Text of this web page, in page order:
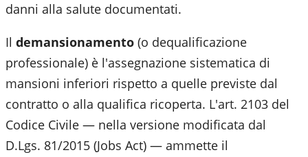
danni alla salute documentati.
Il demansionamento (o dequalificazione
professionale) è l'assegnazione sistematica di
mansioni inferiori rispetto a quelle previste dal
contratto o alla qualifica ricoperta. L'art. 2103 del
Codice Civile — nella versione modificata dal
D.Lgs. 81/2015 (Jobs Act) — ammette il